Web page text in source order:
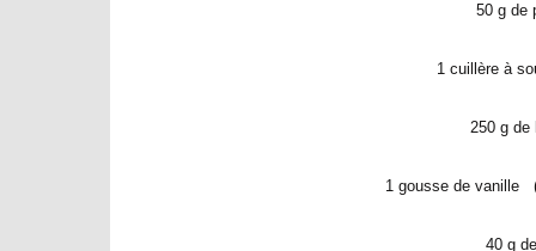
50 g de
1 cuillère à
250 g de
1 gousse de vanille
40 g